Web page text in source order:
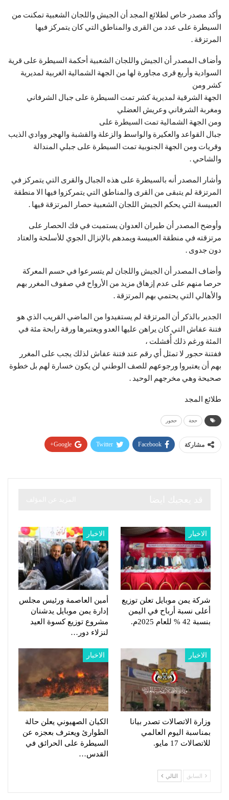
وأكد مصدر خاص لطلائع المجد أن الجيش واللجان الشعبية تمكنت من
السيطرة على عدد من القرى والمناطق التي كان يتمركز فيها
المرتزقة .
وأضاف المصدر أن الجيش واللجان الشعبية أحكمة السيطرة على قرية
السوادية وأربع قرى مجاورة لها من الجهة الشمالية الغربية لمديرية
كشر ومن
الجهة الشرقية لمديرية كشر تمت السيطرة على جبال الشرفاني
ومغربة الشرفاني وعريش العضلي
ومن الجهة الشمالية تمت السيطرة على
جبال القواعد والعكيرة والواسط والزعلة والقشبة والهجر ووادي الذيب
وقريات ومن الجهة الجنوبية تمت السيطرة على جبلي المندالة
والشاحي .
وأشار المصدر أنه بالسيطرة على هذه الجبال والقرى التي يتمركز في
المرتزقة لم يتبقى من القرى والمناطق التي يتمركزوا فيها الا منطقة
العبيسة التي يحكم الجيش اللجان الشعبية حصار المرتزقة فيها .
وأوضح المصدر أن طيران العدوان يستميت في فك الحصار على
مرتزقته في منطقة العبيسة ويمدهم بالإنزال الجوي للأسلحة والعتاد
دون جدوى .
وأضاف المصدر أن الجيش واللجان لم يتسرعوا في حسم المعركة
حرصا منهم على عدم إزهاق مزيد من الأرواح في صفوف المغرر بهم
والأهالي التي يحتمي بهم المرتزقة .
الجدير بالذكر أن المرتزقة لم يستفيدوا من الماضي القريب الذي هو
فتنة عفاش التي كان يراهن عليها العدو ويعتبرها ورقة رابحة مئة في
المئة ورغم ذلك أُفشلت ،
ففتنة حجور لا تمثل أي رقم عند فتنة عفاش لذلك يجب على المغرر
بهم أن يعتبروا ورجوعهم للصف الوطني لن يكون خسارة لهم بل خطوة
صحيحة وهي مخرجهم الوحيد .
طلائع المجد
حجة حجور
مشاركة Facebook
Twitter
Google+
الاخبار
شركة يمن موبايل تعلن توزيع
أعلى نسبة أرباح في اليمن
بنسبة 42 % للعام 2025م.
الاخبار
أمين العاصمة ورئيس مجلس
إدارة يمن موبايل يدشنان
مشروع توزيع كسوة العيد
لنزلاء دور…
الاخبار
وزارة الاتصالات تصدر بيانا
بمناسبة اليوم العالمي
للاتصالات 17 مايو.
الاخبار
الكيان الصهيوني يعلن حالة
الطوارئ ويعترف بعجزه عن
السيطرة على الحرائق في
القدس…
السابق التالي